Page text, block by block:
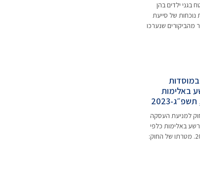
בגני ילדים בהן
נוכחות של סייעת
מהביקורים שנערכו
באלימות
2023
לתוקף חוק למניעת העסקה
באלימות כלפי
ילדים וחסרי ישע, תשפ״ג-2023. מטרתו של החוק: